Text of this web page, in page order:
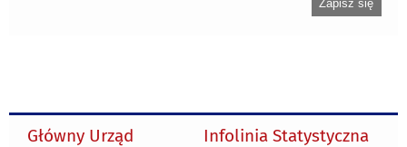
Główny Urząd
Infolinia Statystyczna